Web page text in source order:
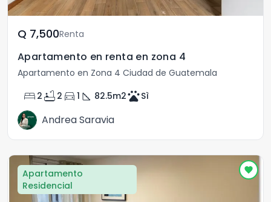
Q	7,500Renta
Apartamento en renta en zona 4
Apartamento en Zona 4 Ciudad de Guatemala
bed 2 bathtub 2 directions_car 1 square_foot 82.5m2petsSì
Andrea Saravia
Apartamento
Residencial